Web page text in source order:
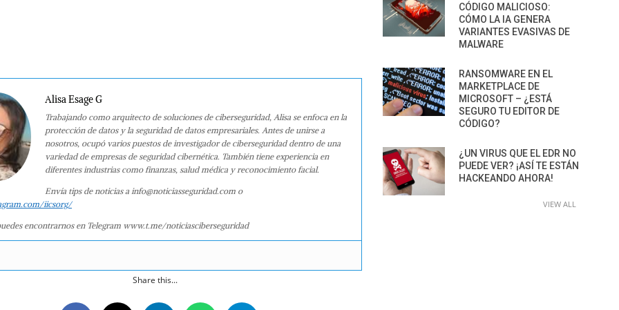
Alisa Esage G
Trabajando como arquitecto de soluciones de ciberseguridad, Alisa se enfoca en la
protección de datos y la seguridad de datos empresariales. Antes de unirse a
nosotros, ocupó varios puestos de investigador de ciberseguridad dentro de una
variedad de empresas de seguridad cibernética. También tiene experiencia en
diferentes industrias como finanzas, salud médica y reconocimiento facial.
Envía tips de noticias a info@noticiasseguridad.com o
iicsorg/
encontrarnos en Telegram www.t.me/noticiasciberseguridad
Share this...
CÓDIGO MALICIOSO:
CÓMO LA IA GENERA
VARIANTES EVASIVAS DE
MALWARE
RANSOMWARE EN EL
MARKETPLACE DE
MICROSOFT – ¿ESTÁ
SEGURO TU EDITOR DE
CÓDIGO?
¿UN VIRUS QUE EL EDR NO
PUEDE VER? ¡ASÍ TE ESTÁN
HACKEANDO AHORA!
VIEW ALL